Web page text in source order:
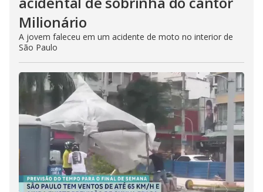
Milionário
A jovem faleceu em um acidente de moto no interior de
São Paulo